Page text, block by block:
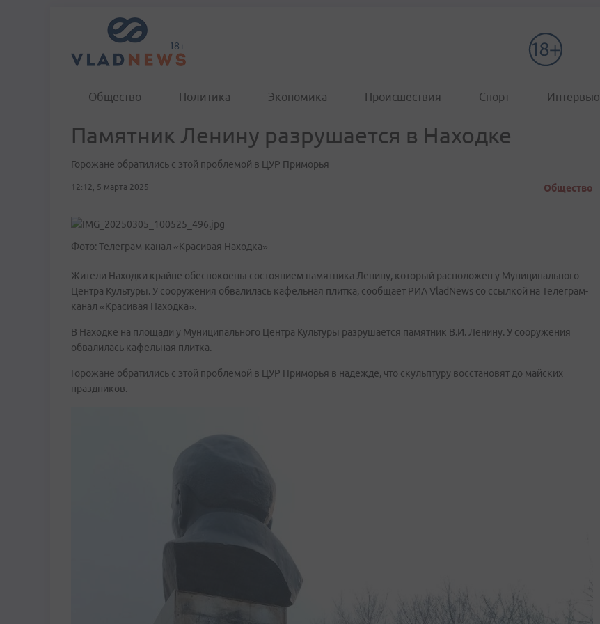
Общество Политика Экономика Происшествия Спорт Интервью
Памятник Ленину разрушается в Находке
Горожане обратились с этой проблемой в ЦУР Приморья
12:12, 5 марта 2025 Общество
Фото: Телеграм-канал «Красивая Находка»
Жители Находки крайне обеспокоены состоянием памятника Ленину, который расположен у Муниципального
Центра Культуры. У сооружения обвалилась кафельная плитка, сообщает РИА VladNews со ссылкой на Телеграм-
канал «Красивая Находка».
В Находке на площади у Муниципального Центра Культуры разрушается памятник В.И. Ленину. У сооружения
обвалилась кафельная плитка.
Горожане обратились с этой проблемой в ЦУР Приморья в надежде, что скульптуру восстановят до майских
праздников.